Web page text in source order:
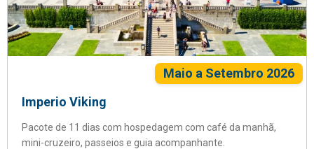
Maio a Setembro 2026
Imperio Viking
Pacote de 11 dias com hospedagem com café da manhã,
mini-cruzeiro, passeios e guia acompanhante.